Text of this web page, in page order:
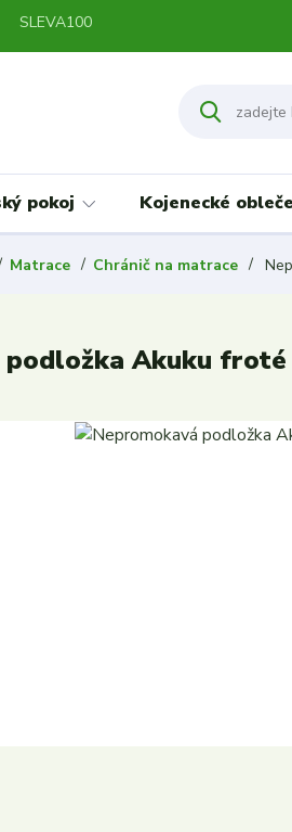
SLEVA100
pokoj Kojenecké
Matrace Chránič na matrace
podložka Akuku